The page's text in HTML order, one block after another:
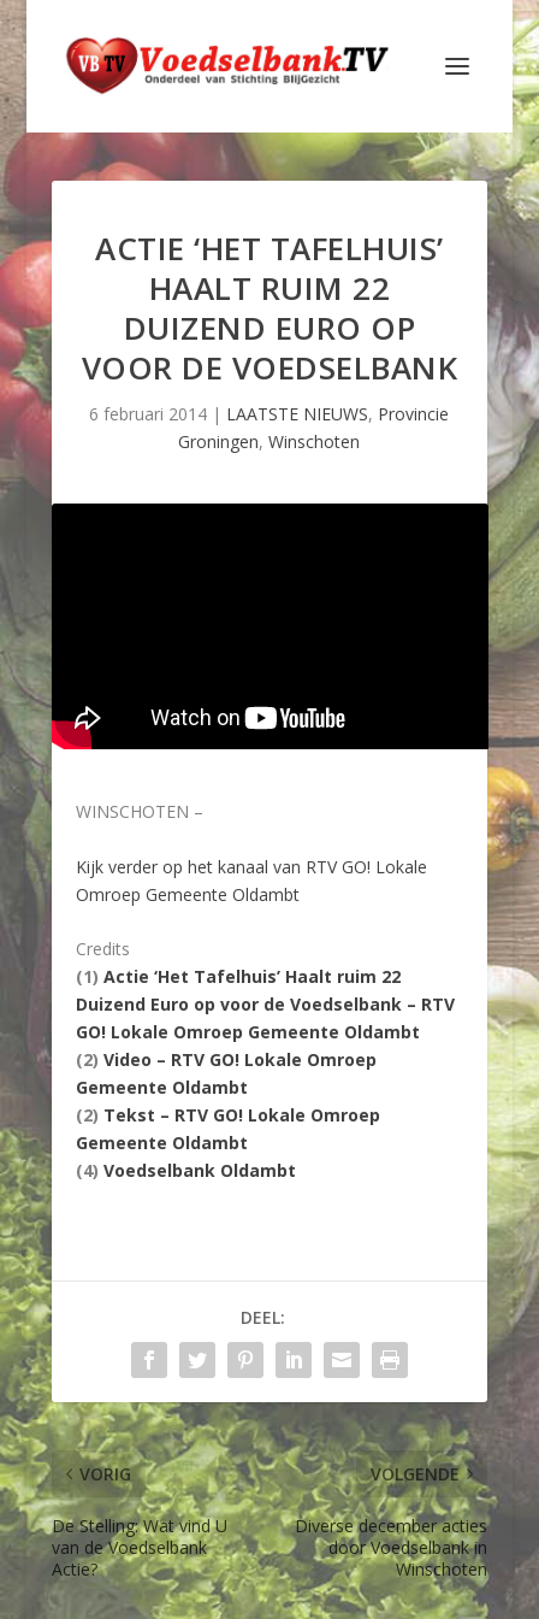
ACTIE ‘HET TAFELHUIS’
HAALT RUIM 22
DUIZEND EURO OP
VOOR DE VOEDSELBANK
6 februari 2014 | LAATSTE NIEUWS, Provincie
Groningen,Winschoten
WINSCHOTEN –
Kijk verder op het kanaal van RTV GO! Lokale
Omroep Gemeente Oldambt
Credits
(1) Actie ‘Het Tafelhuis’ Haalt ruim 22
Duizend Euro op voor de Voedselbank – RTV
GO! Lokale Omroep Gemeente Oldambt
(2) Video – RTV GO! Lokale Omroep
Gemeente Oldambt
(2) Tekst – RTV GO! Lokale Omroep
Gemeente Oldambt
(4) Voedselbank Oldambt
DEEL:
VORIG
De Stelling: Wat vind U
van de Voedselbank
Actie?
VOLGENDE
Diverse december acties
door Voedselbank in
Winschoten